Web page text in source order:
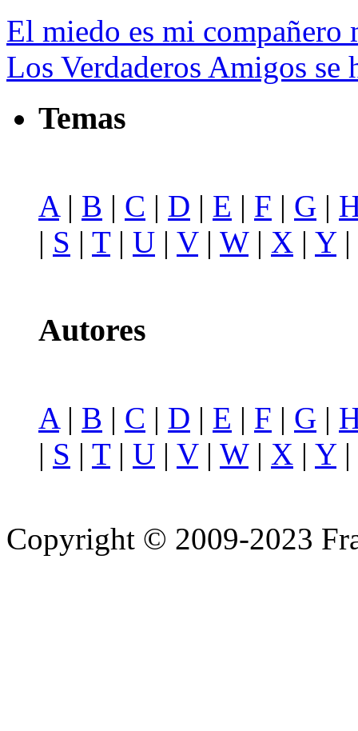
El miedo es mi compañero
Los Verdaderos Amigos se
Temas
A| B | C | D | E | F | G |
| S | T| U | V| W| X | Y|
Autores
A | B | C | D | E | F | G |
| S | T| U | V| W| X | Y|
Copyright © 2009-2023